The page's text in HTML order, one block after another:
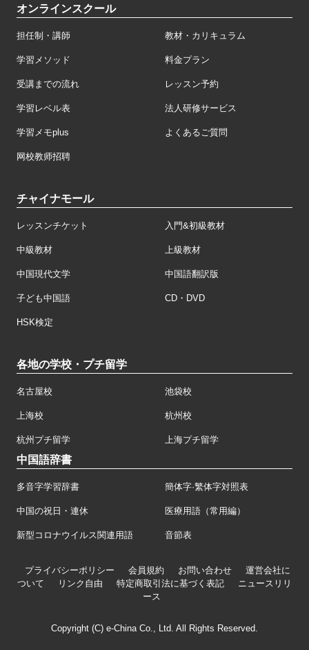
オンラインスクール
担任制・講師 教材・カリキュラム
学習メソッド 料金プラン
受講までの流れ レッスン予約
学習レベル表 法人研修サービス
学習メモplus よくあるご質問
网校教师招聘
チャイナモール
レッスンチケット 入門&初級教材
中級教材 上級教材
中国現代文学 中国語翻訳版
子ども中国語 CD・DVD
HSK検定
各地の学校・プチ留学
名古屋校 池袋校
上海校 杭州校
杭州プチ留学 上海プチ留学
中国語辞書
多音字学習辞書 簡体字·繁体字対照表
中国の祝日・連休 医療用語（常用編）
新型コロナウイルス関連用語 音節表
プライバシーポリシー 会員規約 お問い合わせ
運営会社に
ついて
リンク自由 特定商取引法に基づく表記
ニュースリリ
ース
Copyright (C) e-China Co., Ltd. All Rights Reserved.